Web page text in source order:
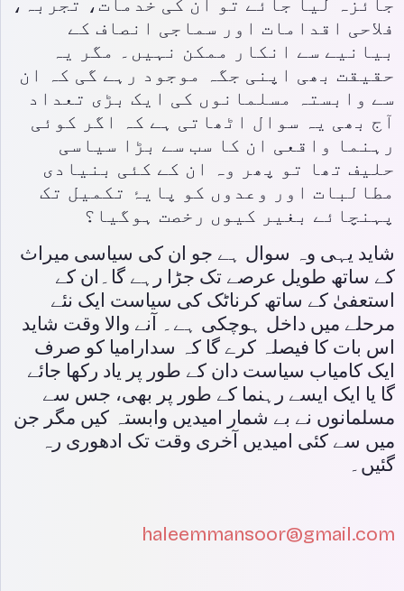
جائزہ لیا جائے تو ان کی خدمات، تجربہ،
فلاحی اقدامات اور سماجی انصاف کے
بیانیے سے انکار ممکن نہیں۔ مگر یہ
حقیقت بھی اپنی جگہ موجود رہے گی کہ ان
سے وابستہ مسلمانوں کی ایک بڑی تعداد
آج بھی یہ سوال اٹھاتی ہے کہ اگر کوئی
رہنما واقعی ان کا سب سے بڑا سیاسی
حلیف تھا تو پھر وہ ان کے کئی بنیادی
مطالبات اور وعدوں کو پایۂ تکمیل تک
پہنچائے بغیر کیوں رخصت ہوگیا؟
شاید یہی وہ سوال ہے جو ان کی سیاسی میراث
کے ساتھ طویل عرصے تک جڑا رہے گا۔ان کے
استعفیٰ کے ساتھ کرناٹک کی سیاست ایک نئے
مرحلے میں داخل ہوچکی ہے۔ آنے والا وقت شاید
اس بات کا فیصلہ کرے گا کہ سدارامیا کو صرف
ایک کامیاب سیاست دان کے طور پر یاد رکھا جائے
گا یا ایک ایسے رہنما کے طور پر بھی، جس سے
مسلمانوں نے بے شمار امیدیں وابستہ کیں مگر جن
میں سے کئی امیدیں آخری وقت تک ادھوری رہ
گئیں۔
haleemmansoor@gmail.com